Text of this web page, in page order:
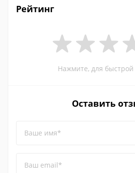
Рейтинг
Нажмите, для
Оставить
Ваше имя*
Ваш email*